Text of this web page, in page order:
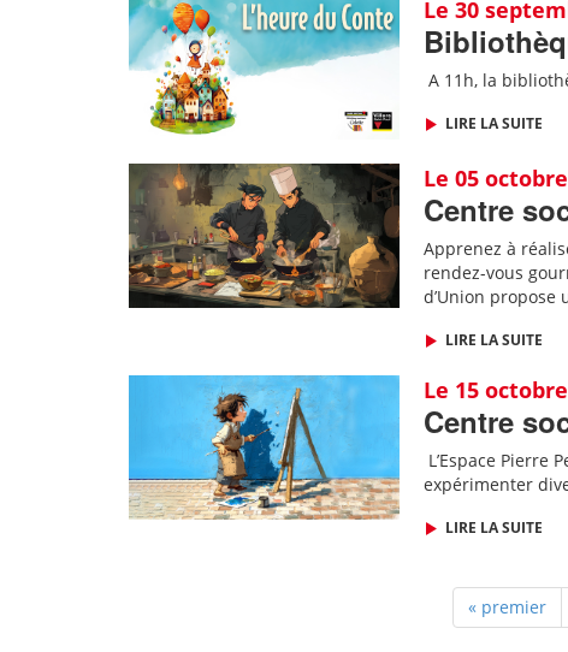
Le 30
A 11h, la
LIRE LA SUITE
Le 05
Centre
Apprenez à
rendez-vous
d’Union propose
LIRE LA SUITE
Le 15
Centre
L’Espace Pierre
expérimenter
LIRE LA SUITE
« premier